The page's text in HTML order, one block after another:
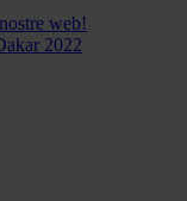
web!
2022